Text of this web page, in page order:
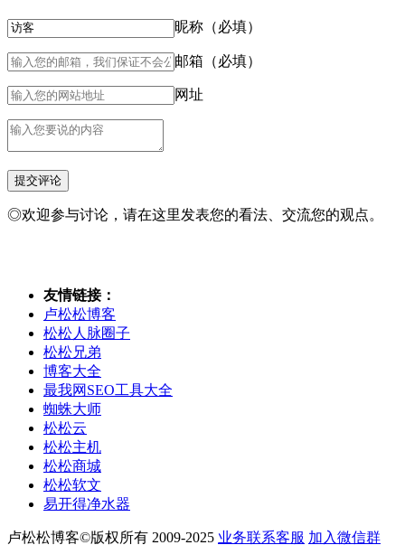
昵称（必填）
邮箱（必填）
网址
◎欢迎参与讨论，请在这里发表您的看法、交流您的观点。
友情链接：
卢松松博客
松松人脉圈子
松松兄弟
博客大全
最我网SEO工具大全
蜘蛛大师
松松云
松松主机
松松商城
松松软文
易开得净水器
卢松松博客©版权所有 2009-2025 业务联系客服 加入微信群